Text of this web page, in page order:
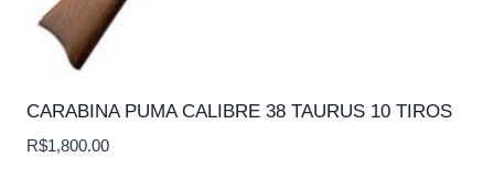
CARABINA PUMA CALIBRE 38 TAURUS 10 TIROS
R$1,800.00